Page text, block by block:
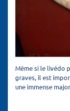
Même si le livédo
graves, il est
une immense